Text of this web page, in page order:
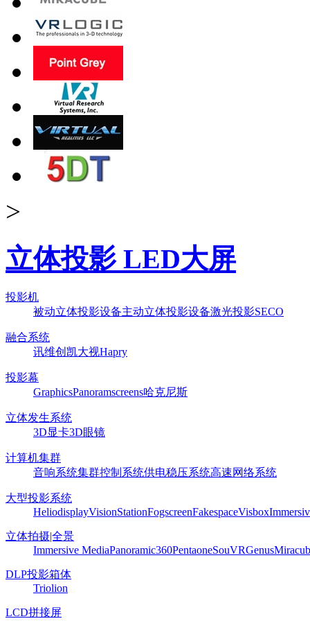
>
立体投影 LED大屏
投影机
被动立体投影设备主动立体投影设备激光投影SECO
融合系统
讯维创凯大视Hapry
投影幕
GraphicsPanoramscreens哈克尼斯
立体发生系统
3D显卡3D眼镜
计算机集群
音响系统集群控制系统供电稳压系统高速网络系统
大型投影系统
HeliodisplayVisionStationFogscreenFakespaceVisbox
立体拍摄|全景
Immersive MediaPanoramic360PentaoneSouVRGenus
DLP投影箱体
Triolion
LCD拼接屏